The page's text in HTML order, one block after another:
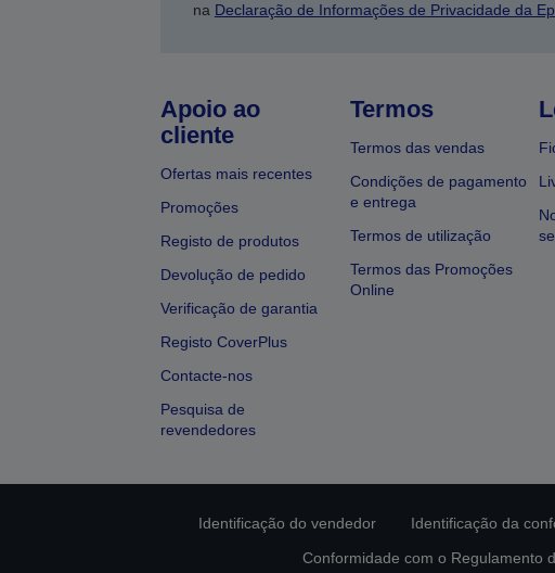
na Declaração de Informações de Privacidade da
Apoio ao
cliente
Ofertas mais recentes
Promoções
Registo de produtos
Devolução de pedido
Verificação de garantia
Registo CoverPlus
Contacte-nos
Pesquisa de
revendedores
Termos
Termos das vendas
Condições de pagamento
e entrega
Termos de utilização
Termos das Promoções
Online
Identificação do vendedor Identificação da
Conformidade com o Regulamento